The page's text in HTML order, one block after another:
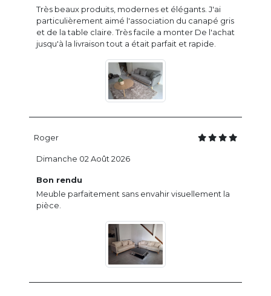
Très beaux produits, modernes et élégants. J'ai
particulièrement aimé l'association du canapé gris
et de la table claire. Très facile a monter De l'achat
jusqu'à la livraison tout a était parfait et rapide.
Roger
Bon rendu
Meuble parfaitement sans envahir visuellement la
pièce.
Dimanche 02 Août 2026